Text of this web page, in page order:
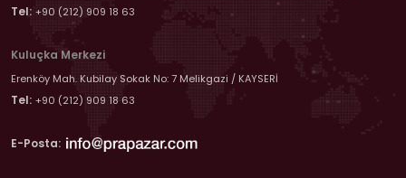
Tel: +90 (212) 909 18 63
Kuluçka Merkezi
Erenköy Mah. Kubilay Sokak No: 7 Melikgazi / KAYSERİ
Tel: +90 (212) 909 18 63
E-Posta: